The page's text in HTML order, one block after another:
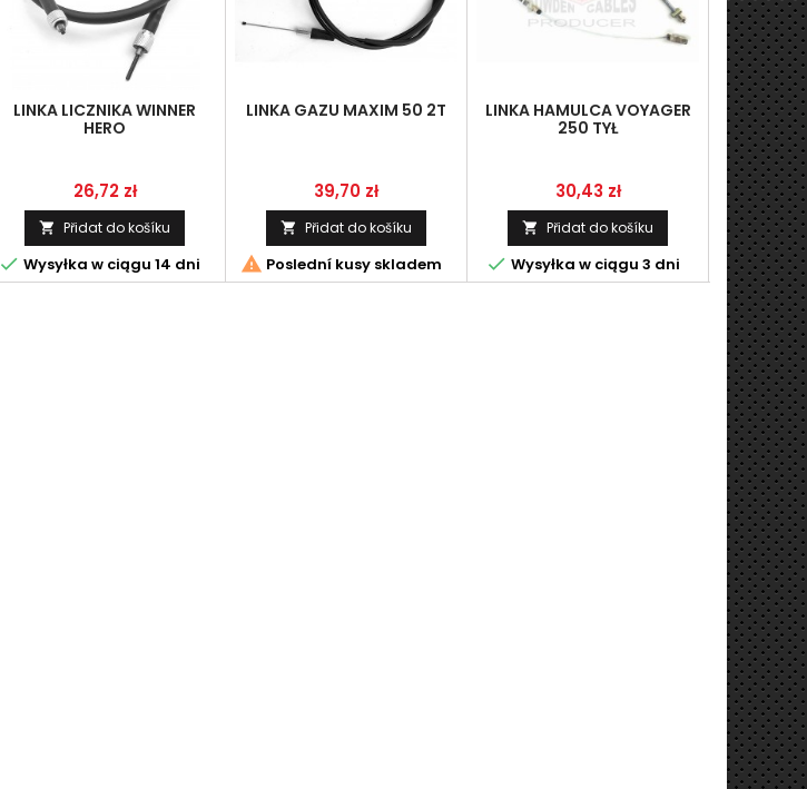
LINKA LICZNIKA WINNER
HERO
Cena
26,72 zł
 Přidat do košíku
 Wysyłka w ciągu 14 dni
LINKA GAZU MAXIM 50 2T
Cena
39,70 zł
 Přidat do košíku
 Poslední kusy skladem
LINKA HAMULCA VOYAGER
250 TYŁ
Cena
30,43 zł
 Přidat do košíku
 Wysyłka w ciągu 3 dni
AKROS/

